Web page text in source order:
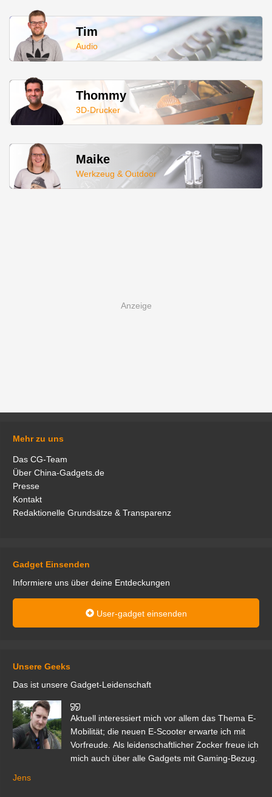
Tim
Audio
Thommy
3D-Drucker
Maike
Werkzeug & Outdoor
Mehr zu uns
Das CG-Team
Über China-Gadgets.de
Presse
Kontakt
Redaktionelle Grundsätze & Transparenz
Gadget Einsenden
Informiere uns über deine Entdeckungen
User-gadget einsenden
Unsere Geeks
Das ist unsere Gadget-Leidenschaft
Aktuell interessiert mich vor allem das Thema E-
Mobilität; die neuen E-Scooter erwarte ich mit
Vorfreude. Als leidenschaftlicher Zocker freue ich
mich auch über alle Gadgets mit Gaming-Bezug.
Jens